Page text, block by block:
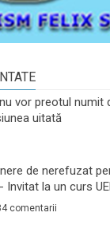
vor preotul numit
uitată
de nerefuzat
Invitat la un curs
comentarii